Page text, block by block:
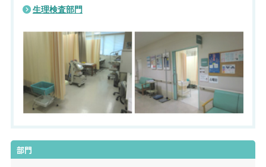
生理検査部門
部門